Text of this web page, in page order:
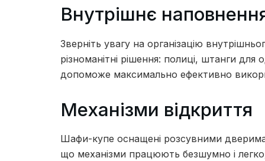
Внутрішнє
Зверніть увагу на організацію
різноманітні рішення: полиці, штанги
допоможе максимально ефективно
Механізми відкриття
Шафи-купе оснащені розсувними
що механізми працюють безшумно і